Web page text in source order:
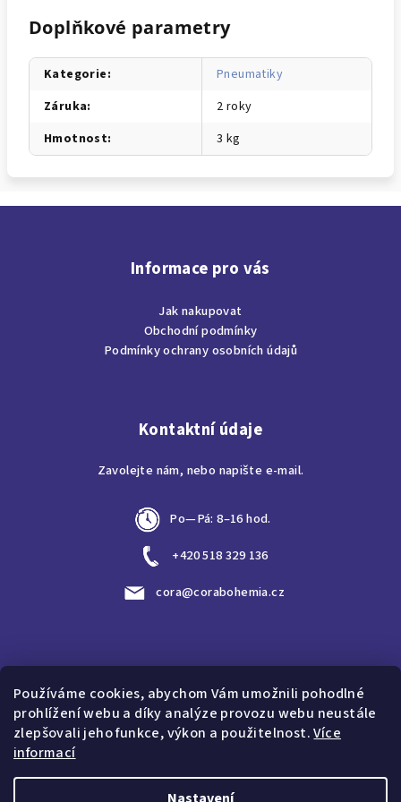
Používáme cookies, abychom Vám umožnili pohodlné
prohlížení webu a díky analýze provozu webu neustále
zlepšovali jeho funkce, výkon a použitelnost.Více
informací
Doplňkové parametry
Kategorie:
Pneumatiky
Záruka:
2 roky
Hmotnost: 3 kg
Informace pro vás
Jak nakupovat
Obchodní podmínky
Podmínky ochrany osobních údajů
Kontaktní údaje
Zavolejte nám, nebo napište e-mail.
Po—Pá: 8–16 hod.
+420 518 329 136
cora@corabohemia.cz
Hledat